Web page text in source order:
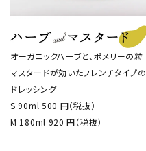
オーガニックハーブと、ポメリーの粒
マスタードが効いたフレンチタイプの
ドレッシング
S 90ml 500 円（税抜）
M 180ml 920 円（税抜）